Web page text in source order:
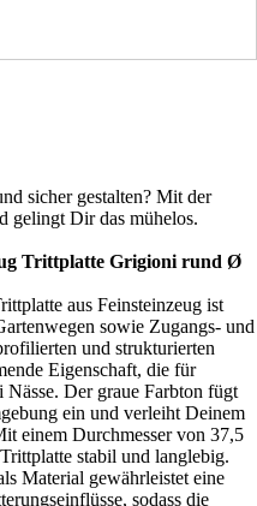
sicher gestalten? Mit der
gelingt Dir das mühelos.
Trittplatte Grigioni rund Ø
aus Feinsteinzeug ist
sowie Zugangs- und
und strukturierten
Eigenschaft, die für
Nässe. Der graue Farbton fügt
ein und verleiht Deinem
einem Durchmesser von 37,5
stabil und langlebig.
Material gewährleistet eine
sodass die